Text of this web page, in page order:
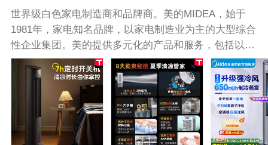
世界级白色家电制造商和品牌商。美的MIDEA，始于
1981年，家电知名品牌，以家电制造业为主的大型综合
性企业集团。美的提供多元化的产品和服务，包括以厨
房家电、冰箱、洗衣机、及各类小家电的消费电器业
务、以家用空调、中央空调、供暖及通风系统的暖通空
调业务。美的空调扇可快速制热制冷，舒适温度不等
待。滤网采用高密度银离子滤网，抗菌率达99%，有效
阻挡毛发、棉絮等污尘进入空调内部。内置第三代自清
洁技术，烘干后蒸发器洁净如新，吹出健康清新风。机